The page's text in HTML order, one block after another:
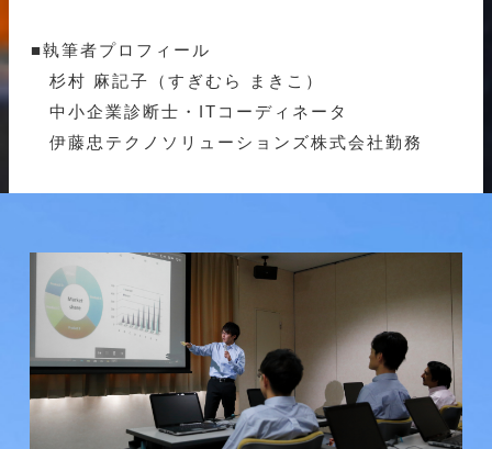
■執筆者プロフィール
杉村 麻記子（すぎむら まきこ）
中小企業診断士・ITコーディネータ
伊藤忠テクノソリューションズ株式会社勤務